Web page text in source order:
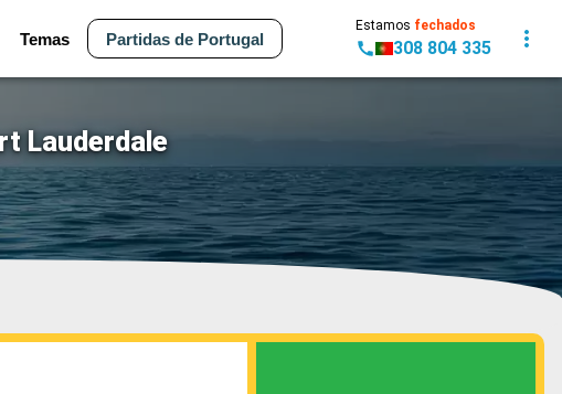
Temas Partidas de Portugal
Estamos fechados
308 804 335
Lauderdale